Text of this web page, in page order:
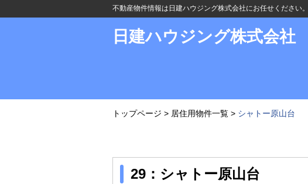
不動産物件情報は日建ハウジング株式会社にお任せください。
日建ハウジング株式会社
トップページ > 居住用物件一覧 > シャトー原山台
29：シャトー原山台